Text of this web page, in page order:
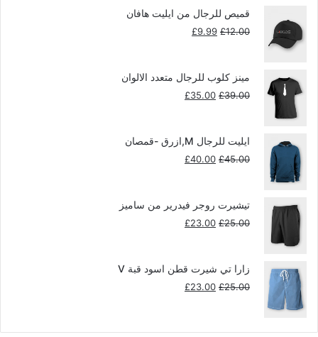
قميص للرجال من ايليت هافان
£12.00
السعر
£12.00.
£9.99 السعر
£9.99.
مينز كلوب للرجال متعدد الالوان
£39.00
السعر
£39.00.
£35.00 السعر
£35.00.
ايليت للرجال M,ازرق -قمصان
£45.00
السعر £40.00 السعر
£40.00.
تيشيرت روجر فيدرير من ساميز
£25.00
السعر
£25.00.
£23.00 السعر
£23.00.
زارا تي شيرت قطن اسود قبة V
£25.00
السعر
£25.00.
£23.00 السعر
£23.00.